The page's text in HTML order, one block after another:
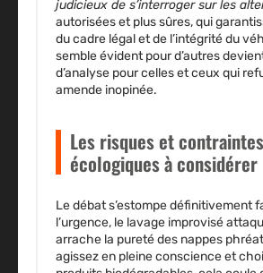
judicieux de s’interroger sur les
autorisées et plus sûres, qui
du cadre légal et de l’intégrité du
semble évident pour d’autres
d’analyse pour celles et ceux qui
amende inopinée.
Les risques et contraintes
écologiques à considérer
Le débat s’estompe définitivement
l’urgence, le lavage improvisé
arrache la pureté des nappes
agissez en pleine conscience et